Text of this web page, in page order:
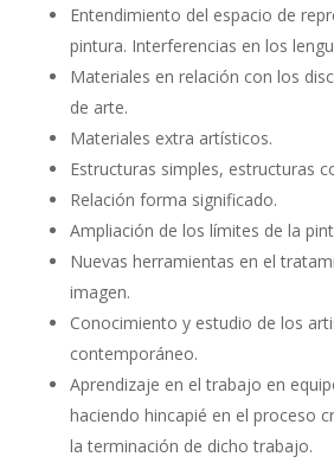
Entendimiento del espacio de
pintura. Interferencias en los
Materiales en relación con los
de arte.
Materiales extra artísticos.
Estructuras simples, estructuras
Relación forma significado.
Ampliación de los límites de la
Nuevas herramientas en el
imagen.
Conocimiento y estudio de los
contemporáneo.
Aprendizaje en el trabajo en
haciendo hincapié en el proceso
la terminación de dicho trabajo.